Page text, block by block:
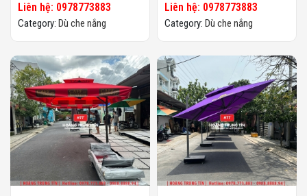
Liên hệ: 0978773883
Category: Dù che nắng
Liên hệ: 0978773883
Category: Dù che nắng